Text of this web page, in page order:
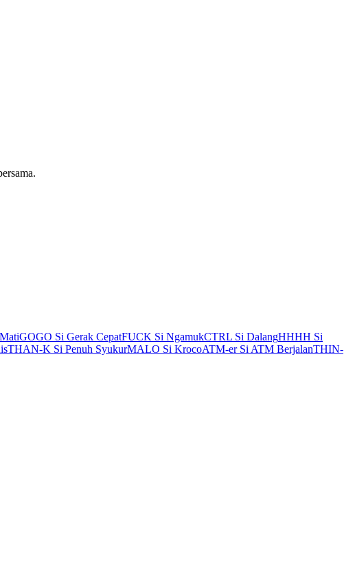
GOGO Si Gerak CepatFUCK Si NgamukCTRL Si DalangHHHH Si
THAN-K Si Penuh SyukurMALO Si KrocoATM-er Si ATM BerjalanTHIN-